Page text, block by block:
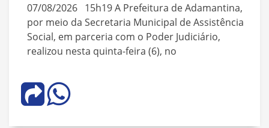
07/08/2026 15h19 A Prefeitura de Adamantina,
por meio da Secretaria Municipal de Assistência
Social, em parceria com o Poder Judiciário,
realizou nesta quinta-feira (6), no